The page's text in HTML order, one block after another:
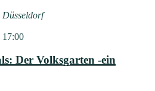
Düsseldorf
17:00
Der Volksgarten -ein